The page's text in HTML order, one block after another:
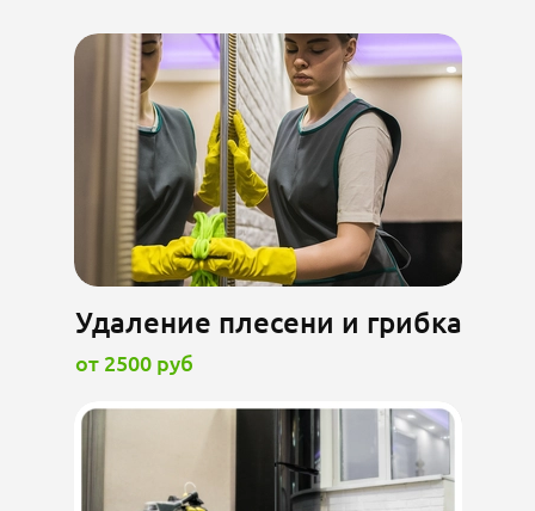
Удаление плесени и грибка
от 2500 руб